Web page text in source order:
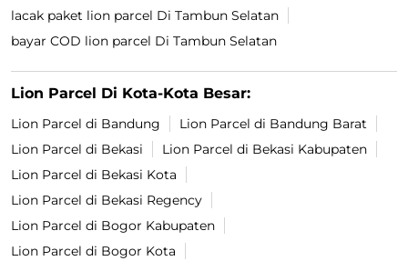
lacak paket lion parcel Di Tambun Selatan
bayar COD lion parcel Di Tambun Selatan
Lion Parcel Di Kota-Kota Besar:
Lion Parcel di Bandung
Lion Parcel di Bandung Barat
Lion Parcel di Bekasi
Lion Parcel di Bekasi Kabupaten
Lion Parcel di Bekasi Kota
Lion Parcel di Bekasi Regency
Lion Parcel di Bogor Kabupaten
Lion Parcel di Bogor Kota